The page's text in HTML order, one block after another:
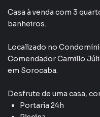
Piscina
Churrasqueira
Casa à venda com 3
banheiros.
Localizado no
Comendador Camillo
em Sorocaba.
Desfrute de uma casa,
Portaria 24h